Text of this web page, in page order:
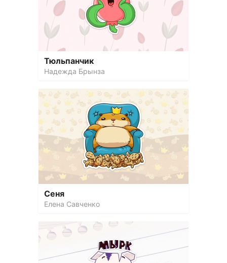
Тюльпанчик
Надежда Брынза
Сеня
Елена Савченко